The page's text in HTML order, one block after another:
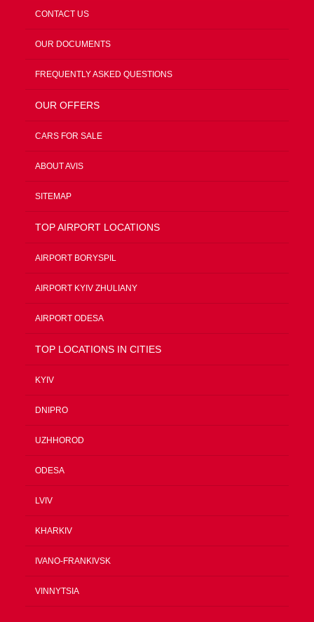
CONTACT US
OUR DOCUMENTS
FREQUENTLY ASKED QUESTIONS
OUR OFFERS
CARS FOR SALE
ABOUT AVIS
SITEMAP
TOP AIRPORT LOCATIONS
AIRPORT BORYSPIL
AIRPORT KYIV ZHULIANY
AIRPORT ODESA
TOP LOCATIONS IN CITIES
KYIV
DNIPRO
UZHHOROD
ODESA
LVIV
KHARKIV
IVANO-FRANKIVSK
VINNYTSIA